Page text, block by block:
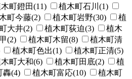
町鐙田(11)
植木町石川(1)
町今藤(2) 植木町岩野(30)
植
大井(2) 植木町荻迫(3)
植木
(2) 植木町木留(8)
植木町清
植木町色出(1)
植木町正清(5)
町大和(6) 植木町田底(2)
植
轟(4) 植木町富応(10)
植木町